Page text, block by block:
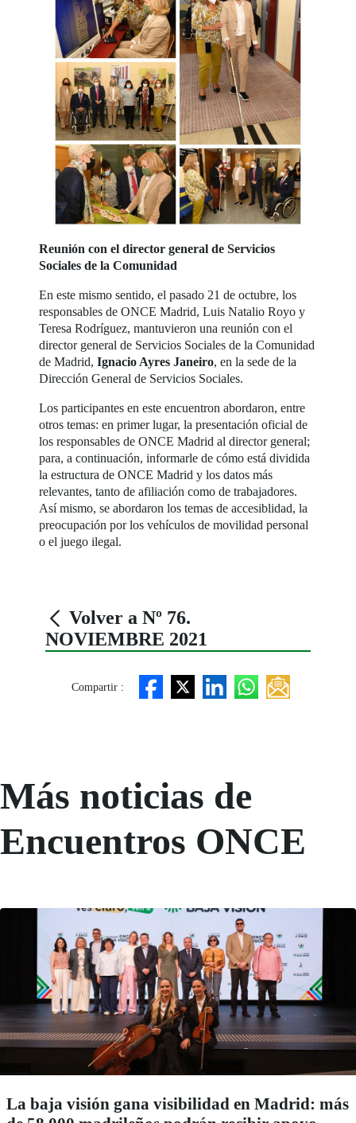
Reunión con el director general de Servicios
Sociales de la Comunidad
En este mismo sentido, el pasado 21 de octubre, los
responsables de ONCE Madrid, Luis Natalio Royo y
Teresa Rodríguez, mantuvieron una reunión con el
director general de Servicios Sociales de la Comunidad
de Madrid,Ignacio Ayres Janeiro, en la sede de la
Dirección General de Servicios Sociales.
Los participantes en este encuentron abordaron, entre
otros temas: en primer lugar, la presentación oficial de
los responsables de ONCE Madrid al director general;
para, a continuación, informarle de cómo está dividida
la estructura de ONCE Madrid y los datos más
relevantes, tanto de afiliación como de trabajadores.
Así mismo, se abordaron los temas de accesiblidad, la
preocupación por los vehículos de movilidad personal
o el juego ilegal.
Volver a Nº 76.
NOVIEMBRE 2021
Compartir :
Más noticias de
Encuentros ONCE
La baja visión gana visibilidad en Madrid: más